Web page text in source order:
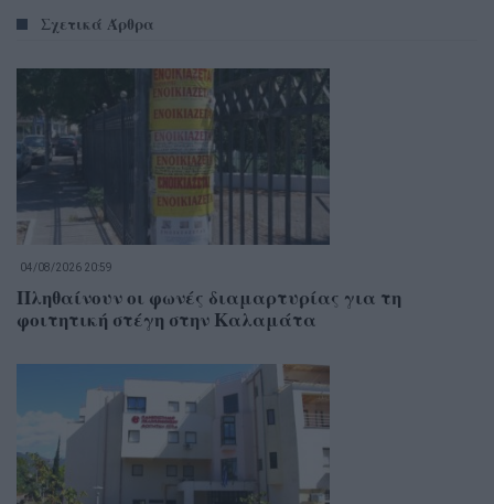
Σχετικά Άρθρα
04/08/2026 20:59
Πληθαίνουν οι φωνές διαμαρτυρίας για τη
φοιτητική στέγη στην Καλαμάτα